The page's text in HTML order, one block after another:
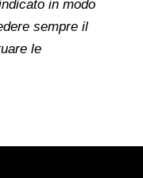
in modo
sempre il
le